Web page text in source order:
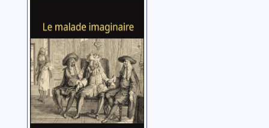
imaginaire
Molière